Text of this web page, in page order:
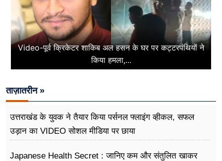
Video-पूर्व क्रिकेटर शाकिब अल हसन के घर पर कट्टरपंथियों ने
किया हमला,...
ताज़ातरीन »
उत्तराखंड के युवक ने तैयार किया पर्सनल फ्लाइंग व्हीकल, सफल
उड़ान का VIDEO सोशल मीडिया पर छाया
Japanese Health Secret : जानिए कम और संतुलित खाकर